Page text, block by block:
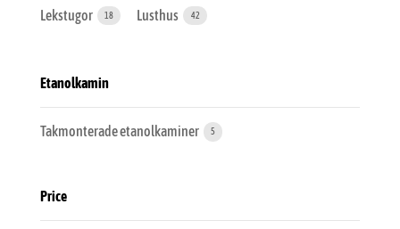
Lekstugor 18 Lusthus 42
Etanolkamin
Takmonterade etanolkaminer 5
Price